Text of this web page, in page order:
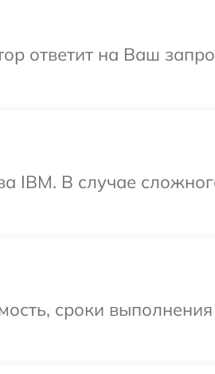
ответит на Ваш
IBM. В случае
сроки